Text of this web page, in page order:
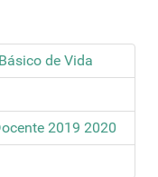
de Vida
2019 2020